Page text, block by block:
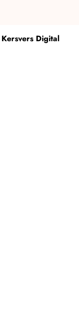
Kersvers Digital